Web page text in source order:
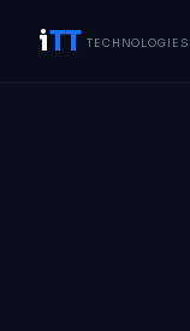
iTT TECHNOLOGIES